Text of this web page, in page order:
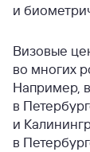
и
Визовые
во многих
Например,
в
и
в